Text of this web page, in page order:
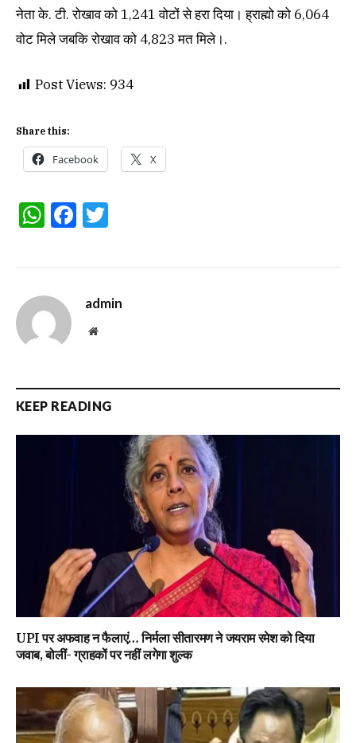
नेता के. टी. रोखाव को 1,241 वोटों से हरा दिया। ह्राह्मो को 6,064
वोट मिले जबकि रोखाव को 4,823 मत मिले।.
Post Views: 934
Share this:
Facebook X
WhatsApp
Facebook
admin
Website
KEEP READING
UPI पर अफवाह न फैलाएं… निर्मला सीतारमण ने जयराम रमेश को दिया
जवाब, बोलीं- ग्राहकों पर नहीं लगेगा शुल्क